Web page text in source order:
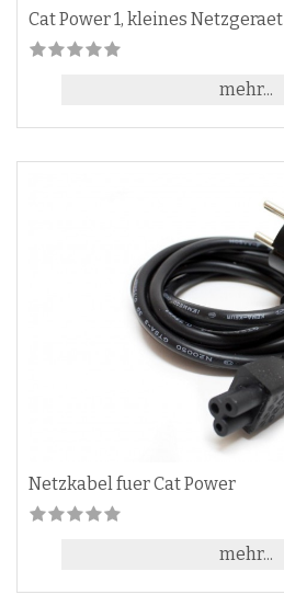
Cat Power 1, kleines Netzgeraet
mehr...
Netzkabel fuer Cat Power
mehr...